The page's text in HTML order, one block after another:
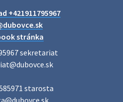
poradenstvo. Tím
riešenie v piatich kľúčových
v…
+421911795967
stránka
sekretariat
starosta